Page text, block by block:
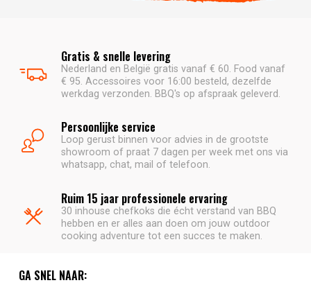
Gratis & snelle levering
Nederland en België gratis vanaf € 60. Food vanaf
€ 95. Accessoires voor 16:00 besteld, dezelfde
werkdag verzonden. BBQ's op afspraak geleverd.
Persoonlijke service
Loop gerust binnen voor advies in de grootste
showroom of praat 7 dagen per week met ons via
whatsapp, chat, mail of telefoon.
Ruim 15 jaar professionele ervaring
30 inhouse chefkoks die écht verstand van BBQ
hebben en er alles aan doen om jouw outdoor
cooking adventure tot een succes te maken.
GA SNEL NAAR: